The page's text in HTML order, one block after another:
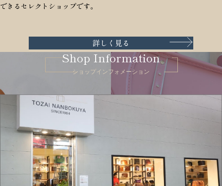
できるセレクトショップです。
詳しく見る
Shop Information
ショップインフォメーション